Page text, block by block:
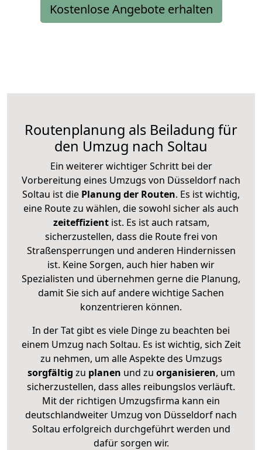
Kostenlose Angebote erhalten
Routenplanung als Beiladung für
den Umzug nach Soltau
Ein weiterer wichtiger Schritt bei der
Vorbereitung eines Umzugs von Düsseldorf nach
Soltau ist die Planung der Routen. Es ist wichtig,
eine Route zu wählen, die sowohl sicher als auch
zeiteffizientist. Es ist auch ratsam,
sicherzustellen, dass die Route frei von
Straßensperrungen und anderen Hindernissen
ist. Keine Sorgen, auch hier haben wir
Spezialisten und übernehmen gerne die Planung,
damit Sie sich auf andere wichtige Sachen
konzentrieren können.
In der Tat gibt es viele Dinge zu beachten bei
einem Umzug nach Soltau. Es ist wichtig, sich Zeit
zu nehmen, um alle Aspekte des Umzugs
sorgfältig zu planen und zu organisieren, um
sicherzustellen, dass alles reibungslos verläuft.
Mit der richtigen Umzugsfirma kann ein
deutschlandweiter Umzug von Düsseldorf nach
Soltau erfolgreich durchgeführt werden und
dafür sorgen wir.